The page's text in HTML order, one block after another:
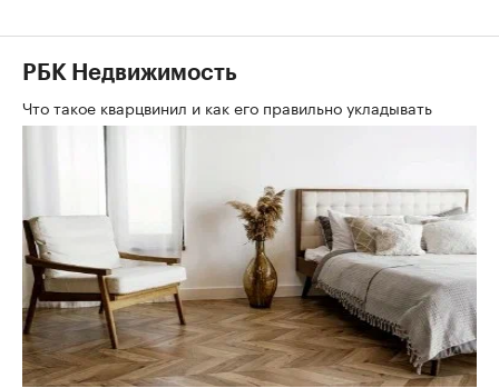
РБК Недвижимость
Что такое кварцвинил и как его правильно укладывать